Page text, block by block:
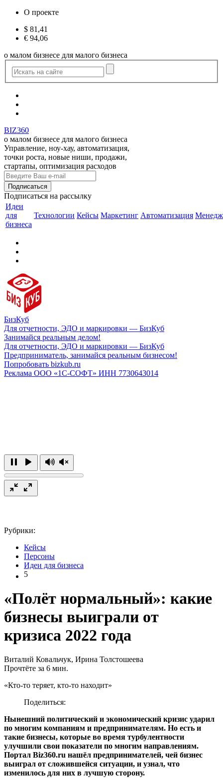
О проекте
$ 81,41
€ 94,06
о малом бизнесе для малого бизнеса
BIZ360
о малом бизнесе для малого бизнеса
Управление, ноу-хау, автоматизация,
точки роста, новые ниши, продажи,
стартапы, оптимизация расходов
Подписаться на рассылку
Идеи
для
бизнеса
Технологии Кейсы Маркетинг Автоматизация
БизКуб
Для отчетности, ЭДО и маркировки — БизКуб
Занимайся реальным делом!
Для отчетности, ЭДО и маркировки — БизКуб
Предприниматель, занимайся реальным бизнесом!
Попробовать bizkub.ru
Реклама ООО «1С-СОФТ» ИНН 7730643014
Рубрики:
Кейсы
Персоны
Идеи для бизнеса
5
«Полёт нормальный»: какие
бизнесы выиграли от
кризиса 2022 года
Виталий Ковальчук, Ирина Толстошеева
Прочтёте за 6 мин.
«Кто-то теряет, кто-то находит»
Поделиться:
Нынешний политический и экономический кризис ударил
по многим компаниям и предпринимателям. Но есть и
такие бизнесы, которые во время турбулентности
улучшили свои показатели по многим направлениям.
Портал Biz360.ru нашёл предпринимателей, чей бизнес
выиграл от сложившейся ситуации, и узнал, что
изменилось для них в лучшую сторону.